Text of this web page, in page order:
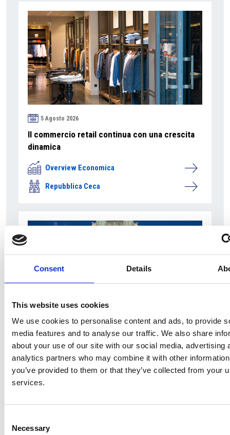
Consent Details
This website uses cookies
We use cookies to personalise content and ads, to provide
media features and to analyse our traffic. We also share
about your use of our site with our social media, advertising
analytics partners who may combine it with other
you’ve provided to them or that they’ve collected from your
services.
Selection
Necessary
5 Agosto 2026
Il commercio retail continua con una crescita
dinamica
Overview Economica
Repubblica Ceca
Ano 2011 schiera un nuovo candidato sindaco
a Praga